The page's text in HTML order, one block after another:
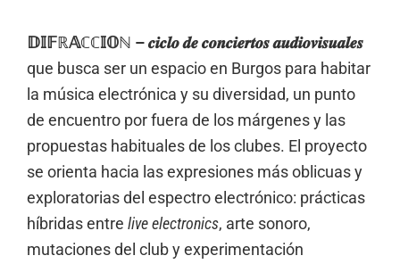
𝔻𝕀𝔽ℝ𝔸ℂℂ𝕀𝕆ℕ – 𝒄𝒊𝒄𝒍𝒐 𝒅𝒆 𝒄𝒐𝒏𝒄𝒊𝒆𝒓𝒕𝒐𝒔 𝒂𝒖𝒅𝒊𝒐𝒗𝒊𝒔𝒖𝒂𝒍𝒆𝒔
que busca ser un espacio en Burgos para habitar
la música electrónica y su diversidad, un punto
de encuentro por fuera de los márgenes y las
propuestas habituales de los clubes. El proyecto
se orienta hacia las expresiones más oblicuas y
exploratorias del espectro electrónico: prácticas
híbridas entre live electronics, arte sonoro,
mutaciones del club y experimentación